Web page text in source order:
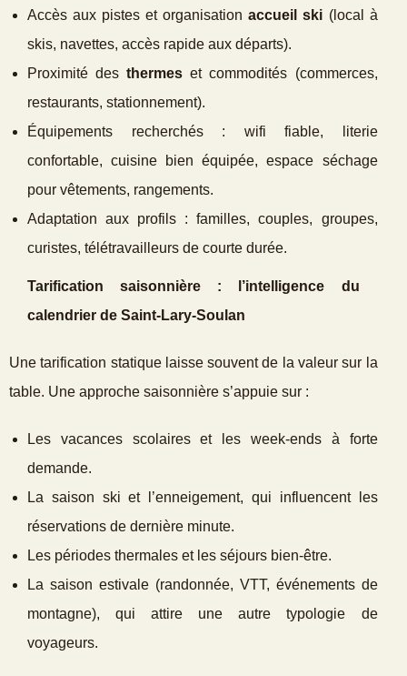
Accès aux pistes et organisationaccueil ski (local à
skis, navettes, accès rapide aux départs).
Proximité desthermes et commodités (commerces,
restaurants, stationnement).
Équipements recherchés : wifi fiable, literie
confortable, cuisine bien équipée, espace séchage
pour vêtements, rangements.
Adaptation aux profils : familles, couples, groupes,
curistes, télétravailleurs de courte durée.
Tarification saisonnière : l’intelligence du
calendrier de Saint‑Lary‑Soulan
Une tarification statique laisse souvent de la valeur sur la
table. Une approche saisonnière s’appuie sur :
Les vacances scolaires et les week‑ends à forte
demande.
La saison ski et l’enneigement, qui influencent les
réservations de dernière minute.
Les périodes thermales et les séjours bien‑être.
La saison estivale (randonnée, VTT, événements de
montagne), qui attire une autre typologie de
voyageurs.